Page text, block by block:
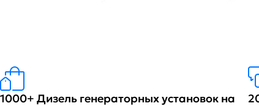
1000+ Дизель генераторных установок на